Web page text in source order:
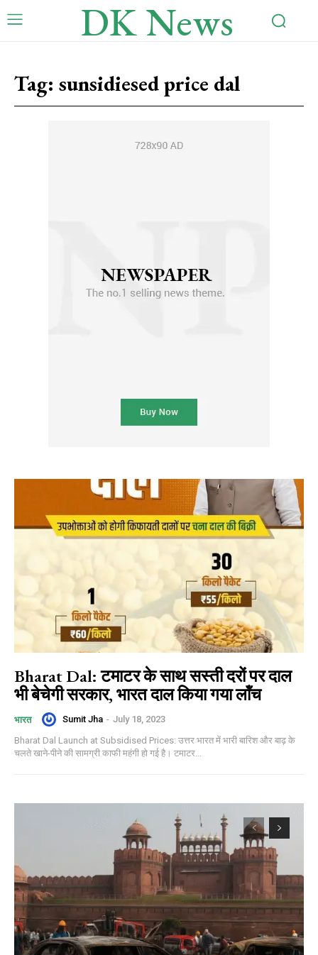
DK News
Tag: sunsidiesed price dal
Bharat Dal: टमाटर के साथ सस्ती दरों पर दाल
भी बेचेगी सरकार, भारत दाल किया गया लॉंच
भारत Sumit Jha - July 18, 2023
Bharat Dal Launch at Subsidised Prices: उत्तर भारत में भारी बारिश और बाढ़ के
चलते खाने-पीने की सामग्री काफी महंगी हो गई है। टमाटर...